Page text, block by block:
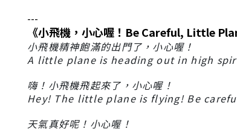
---
《小飛機，小心喔！Be Careful, Little
小飛機精神飽滿的出門了，小心喔！
A little plane is heading out in high
嗨！小飛機飛起來了，小心喔！
Hey! The little plane is flying! Be
天氣真好呢！小心喔！